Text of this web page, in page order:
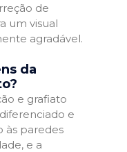
de
um visual
agradável.
da
e grafiato
e
às paredes
e a